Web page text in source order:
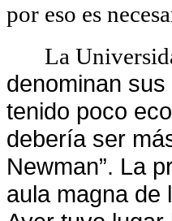
por eso es
La
denominan
tenido poco
debería ser
Newman”. La
aula magna de